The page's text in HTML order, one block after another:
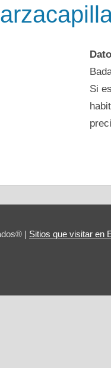
Si
| Sitios que visitar en